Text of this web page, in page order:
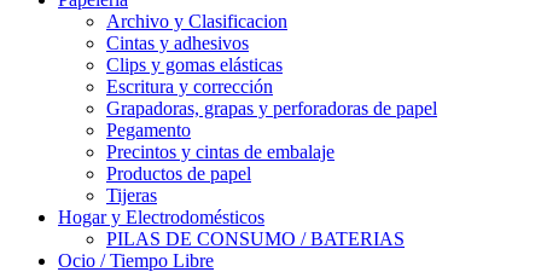
Archivo y Clasificacion
Cintas y adhesivos
Clips y gomas elásticas
Escritura y corrección
Grapadoras, grapas y perforadoras de papel
Pegamento
Precintos y cintas de embalaje
Productos de papel
Tijeras
Hogar y Electrodomésticos
PILAS DE CONSUMO / BATERIAS
Ocio / Tiempo Libre